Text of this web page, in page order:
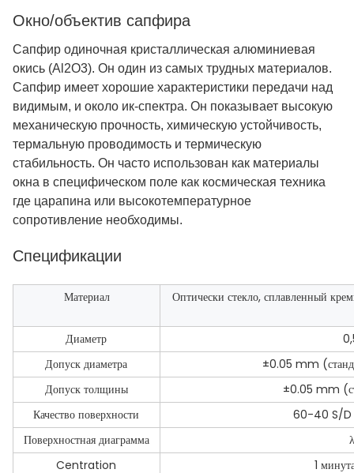
Окно/объектив сапфира
Сапфир одиночная кристаллическая алюминиевая
окись (Al2O3). Он один из самых трудных материалов.
Сапфир имеет хорошие характеристики передачи над
видимым, и около ик-спектра. Он показывает высокую
механическую прочность, химическую устойчивость,
термальную проводимость и термическую
стабильность. Он часто использован как материалы
окна в специфическом поле как космическая техника
где царапина или высокотемпературное
сопротивление необходимы.
Спецификации
Материал Оптически стекло, сплавленный
Диаметр
Допуск диаметра
±0.05 mm
Допуск толщины
±0.05 mm
Качество поверхности
60-40 S/D
Поверхностная диаграмма
Centration
1